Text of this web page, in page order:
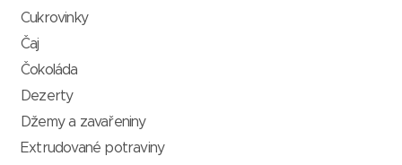
Cukrovinky
Čaj
Čokoláda
Dezerty
Džemy a zavařeniny
Extrudované potraviny